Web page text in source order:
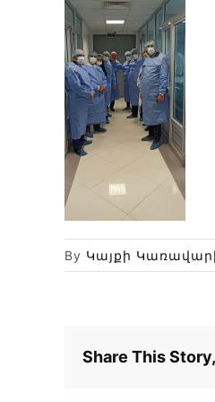
By Կայքի
Share This